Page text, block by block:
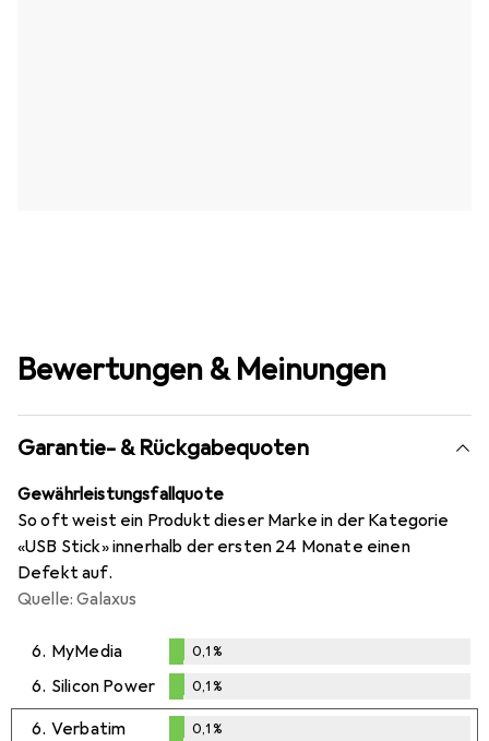
Bewertungen & Meinungen
Garantie- & Rückgabequoten
Gewährleistungsfallquote
So oft weist ein Produkt dieser Marke in der Kategorie
«USB Stick» innerhalb der ersten 24 Monate einen
Defekt auf.
Quelle: Galaxus
6. MyMedia
%
0,1%
6. Silicon Power
0,1%
0,1%
6. Verbatim 0,1%